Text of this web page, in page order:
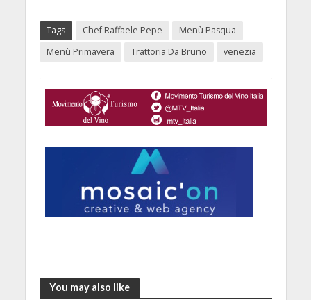
Tags Chef Raffaele Pepe
Menù Pasqua
Menù Primavera
Trattoria Da Bruno venezia
You may also like